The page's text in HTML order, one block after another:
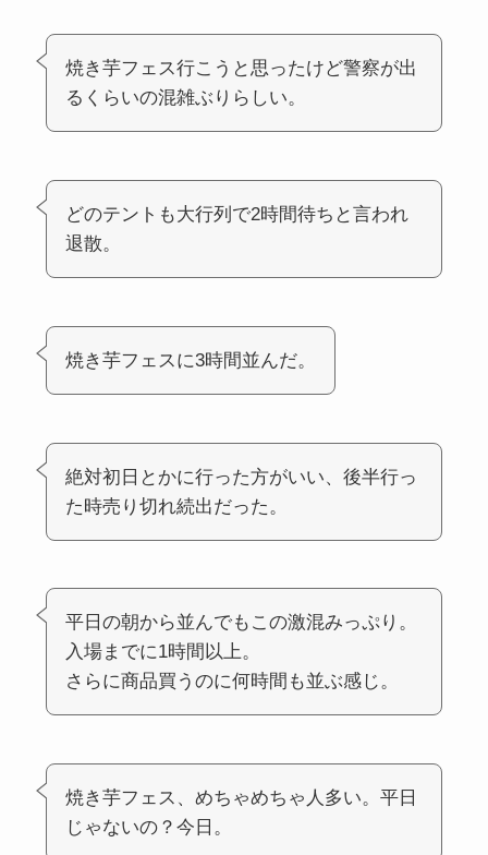
焼き芋フェス行こうと思ったけど警察が出
るくらいの混雑ぶりらしい。
どのテントも大行列で2時間待ちと言われ
退散。
焼き芋フェスに3時間並んだ。
絶対初日とかに行った方がいい、後半行っ
た時売り切れ続出だった。
平日の朝から並んでもこの激混みっぷり。
入場までに1時間以上。
さらに商品買うのに何時間も並ぶ感じ。
焼き芋フェス、めちゃめちゃ人多い。平日
じゃないの？今日。